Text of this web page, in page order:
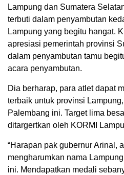
Lampung dan Sumatera
terbuti dalam penyambutan
Lampung yang begitu hangat.
apresiasi pemerintah provinsi
dalam penyambutan tamu
acara penyambutan.
Dia berharap, para atlet dapat
terbaik untuk provinsi
Palembang ini. Target lima
ditargertkan oleh KORMI
“Harapan pak gubernur Arinal,
mengharumkan nama
ini. Mendapatkan medali